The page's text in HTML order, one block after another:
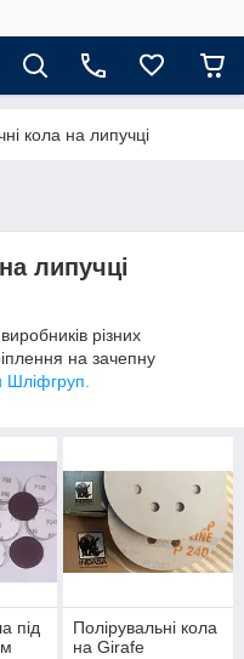
кола на липучці
липучці
різних
на зачепну
Шліфгруп.
під
Полірувальні кола
на Girafe